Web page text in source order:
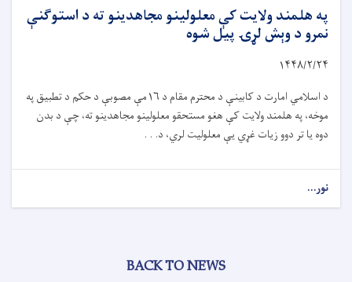
په هلمند ولایت کې معلولینو مجاهدینو ته د استوګنې
نمرو د وېش لړۍ پیل شوه
۱۴۴۸/۲/۲۴
د اسلامي امارت د کابینې د محترم مقام د ۱۶مې مصوبې د حکم د تطبیق په
موخه، په هلمند ولایت کې هغو مستحقو معلولینو مجاهدینو ته، چې د بدن
دوه یا تر دوو زیات غړي یې معلولیت لري، د. . .
نور...
BACK TO NEWS